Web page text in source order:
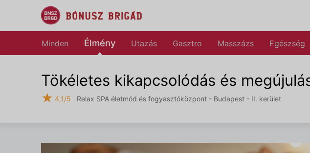
Minden Élmény Utazás Gasztro Masszázs Egészség
Tökéletes kikapcsolódás és
★ 4,1/5 Relax SPA életmód és fogyasztóközpont - Budapest - II. kerület